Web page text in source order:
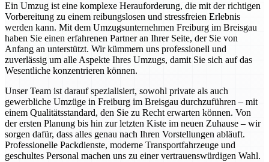
Ein Umzug ist eine komplexe Herauforderung, die mit der richtigen
Vorbereitung zu einem reibungslosen und stressfreien Erlebnis
werden kann. Mit dem Umzugsunternehmen Freiburg im Breisgau
haben Sie einen erfahrenen Partner an Ihrer Seite, der Sie von
Anfang an unterstützt. Wir kümmern uns professionell und
zuverlässig um alle Aspekte Ihres Umzugs, damit Sie sich auf das
Wesentliche konzentrieren können.
Unser Team ist darauf spezialisiert, sowohl private als auch
gewerbliche Umzüge in Freiburg im Breisgau durchzuführen – mit
einem Qualitätsstandard, den Sie zu Recht erwarten können. Von
der ersten Planung bis hin zur letzten Kiste im neuen Zuhause – wir
sorgen dafür, dass alles genau nach Ihren Vorstellungen abläuft.
Professionelle Packdienste, moderne Transportfahrzeuge und
geschultes Personal machen uns zu einer vertrauenswürdigen Wahl.